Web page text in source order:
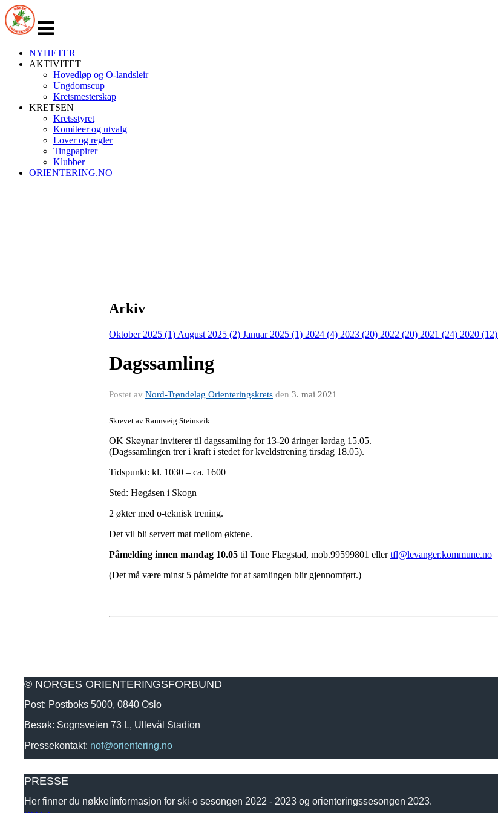
navigasjon
NYHETER
AKTIVITET
Hovedløp og O-landsleir
Ungdomscup
Kretsmesterskap
KRETSEN
Kretsstyret
Komiteer og utvalg
Lover og regler
Tingpapirer
Klubber
ORIENTERING.NO
Arkiv
Oktober 2025 (1) August 2025 (2) Januar 2025 (1) 2024 (4) 2023 (20) 2022 (20) 2021 (24) 2020 (12)
Dagssamling
Postet av Nord-Trøndelag Orienteringskrets den 3. mai 2021
Skrevet av Rannveig Steinsvik
OK Skøynar inviterer til dagssamling for 13-20 åringer lørdag 15.05.
(Dagssamlingen trer i kraft i stedet for kveldstrening tirsdag 18.05).
Tidspunkt: kl. 1030 – ca. 1600
Sted: Høgåsen i Skogn
2 økter med o-teknisk trening.
Det vil bli servert mat mellom øktene.
Påmelding innen mandag 10.05 til Tone Flægstad, mob.99599801 ellertfl@levanger.kommune.no
(Det må være minst 5 påmeldte for at samlingen blir gjennomført.)
© NORGES ORIENTERINGSFORBUND
Post: Postboks 5000, 0840 Oslo
Besøk: Sognsveien 73 L, Ullevål Stadion
Pressekontakt: nof@orientering.no
PRESSE
Her finner du nøkkelinformasjon for ski-o sesongen 2022 - 2023 og orienteringssesongen 2023.